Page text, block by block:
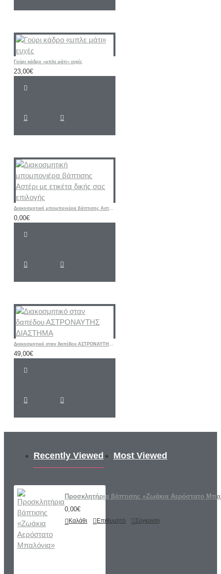
Γούρι κάδρο «μπλε μάτι» ευχές
23,00€
Διακοσμητική μπομπονιέρα βάπτισης Αστέρι με ετικέτα δικής σας επιλογής
0,00€
Διακοσμητικό σταν δαπέδου ΑΣΤΡΟΝΑΥΤΗΣ ΔΙΑΣΤΗΜΑ
49,00€
Recently Viewed Most Viewed
Προσκλητήρια βάπτισης «Ζωάκια Αερόστατο
0,00€
Καλάθι Επιθυμητό Σύγκριση